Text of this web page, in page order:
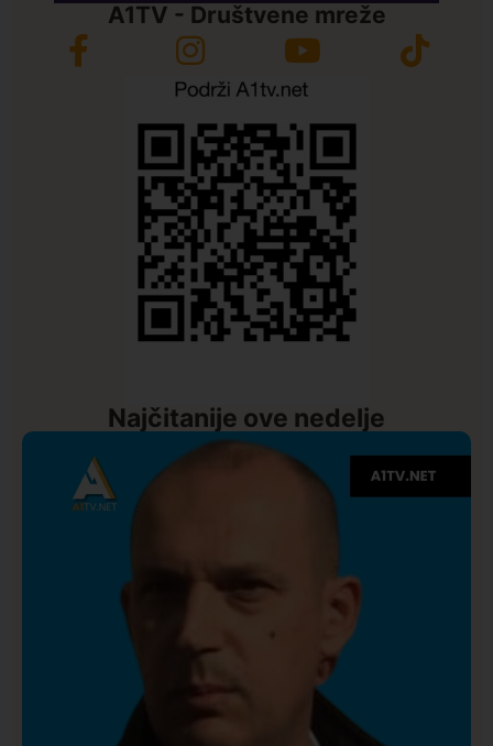
A1TV - Društvene mreže
Najčitanije ove nedelje